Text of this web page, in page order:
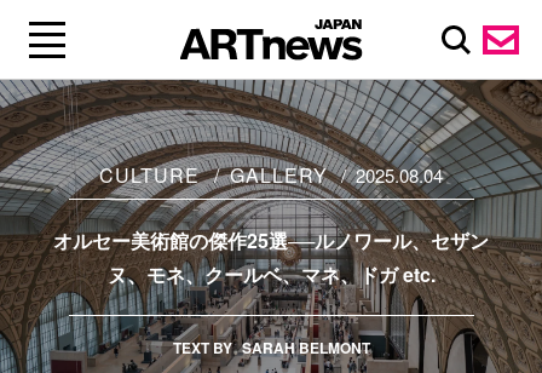
CULTURE GALLERY 2025.08.04
オルセー美術館の傑作25選──ルノワール、セザン
ヌ、モネ、クールベ、マネ、ドガ etc.
TEXT BY SARAH BELMONT